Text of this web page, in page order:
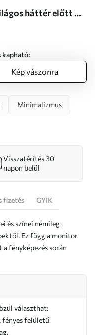
kapható:
Kép vászonra
Minimalizmus
Visszatérítés 30
napon belül
fizetés GYIK
és színei némileg
Ez függ a monitor
fényképezés során
választhat:
fényes felületű